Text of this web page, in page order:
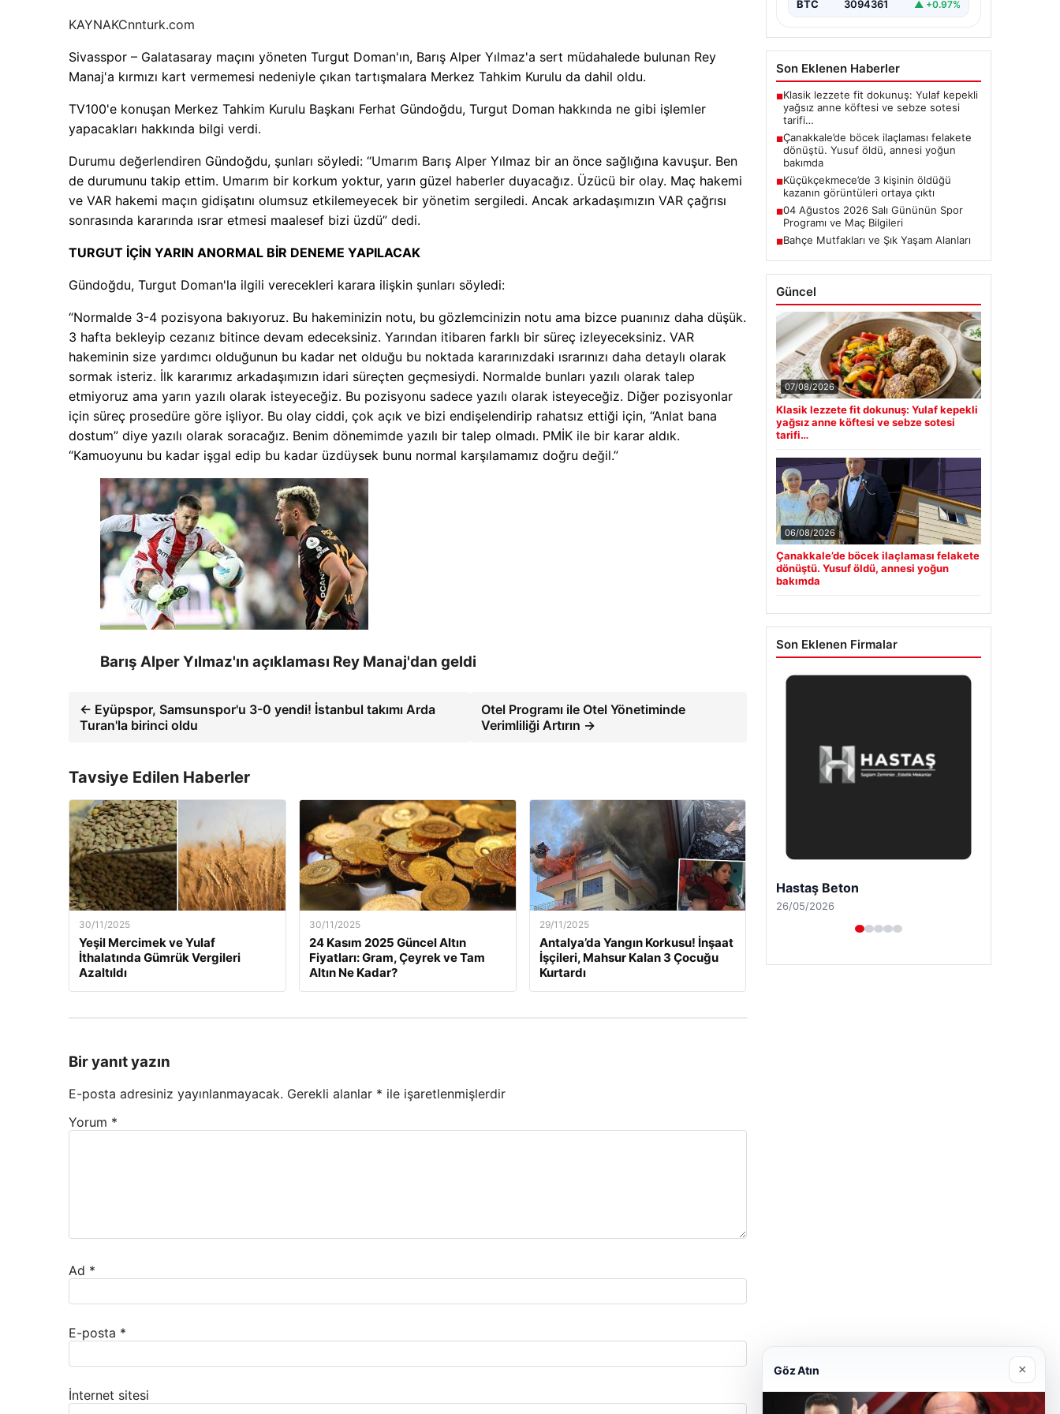
KAYNAKCnnturk.com
Sivasspor – Galatasaray maçını yöneten Turgut Doman'ın, Barış Alper Yılmaz'a sert müdahalede bulunan Rey
Manaj'a kırmızı kart vermemesi nedeniyle çıkan tartışmalara Merkez Tahkim Kurulu da dahil oldu.
TV100'e konuşan Merkez Tahkim Kurulu Başkanı Ferhat Gündoğdu, Turgut Doman hakkında ne gibi işlemler
yapacakları hakkında bilgi verdi.
Durumu değerlendiren Gündoğdu, şunları söyledi: “Umarım Barış Alper Yılmaz bir an önce sağlığına kavuşur. Ben
de durumunu takip ettim. Umarım bir korkum yoktur, yarın güzel haberler duyacağız. Üzücü bir olay. Maç hakemi
ve VAR hakemi maçın gidişatını olumsuz etkilemeyecek bir yönetim sergiledi. Ancak arkadaşımızın VAR çağrısı
sonrasında kararında ısrar etmesi maalesef bizi üzdü” dedi.
TURGUT İÇİN YARIN ANORMAL BİR DENEME YAPILACAK
Gündoğdu, Turgut Doman'la ilgili verecekleri karara ilişkin şunları söyledi:
“Normalde 3-4 pozisyona bakıyoruz. Bu hakeminizin notu, bu gözlemcinizin notu ama bizce puanınız daha düşük.
3 hafta bekleyip cezanız bitince devam edeceksiniz. Yarından itibaren farklı bir süreç izleyeceksiniz. VAR
hakeminin size yardımcı olduğunun bu kadar net olduğu bu noktada kararınızdaki ısrarınızı daha detaylı olarak
sormak isteriz. İlk kararımız arkadaşımızın idari süreçten geçmesiydi. Normalde bunları yazılı olarak talep
etmiyoruz ama yarın yazılı olarak isteyeceğiz. Bu pozisyonu sadece yazılı olarak isteyeceğiz. Diğer pozisyonlar
için süreç prosedüre göre işliyor. Bu olay ciddi, çok açık ve bizi endişelendirip rahatsız ettiği için, “Anlat bana
dostum” diye yazılı olarak soracağız. Benim dönemimde yazılı bir talep olmadı. PMİK ile bir karar aldık.
“Kamuoyunu bu kadar işgal edip bu kadar üzdüysek bunu normal karşılamamız doğru değil.”
Barış Alper Yılmaz'ın açıklaması Rey Manaj'dan geldi
← Eyüpspor, Samsunspor'u 3-0 yendi! İstanbul takımı Arda
Turan'la birinci oldu
Otel Programı ile Otel Yönetiminde
Verimliliği Artırın →
Tavsiye Edilen Haberler
30/11/2025
Yeşil Mercimek ve Yulaf
İthalatında Gümrük Vergileri
Azaltıldı
30/11/2025
24 Kasım 2025 Güncel Altın
Fiyatları: Gram, Çeyrek ve Tam
Altın Ne Kadar?
29/11/2025
Antalya’da Yangın Korkusu! İnşaat
İşçileri, Mahsur Kalan 3 Çocuğu
Kurtardı
Bir yanıt yazın
E-posta adresiniz yayınlanmayacak. Gerekli alanlar * ile işaretlenmişlerdir
Yorum *
Ad *
E-posta *
İnternet sitesi
BTC 3094361 ▲ +0.97%
Son Eklenen Haberler
■Klasik lezzete fit dokunuş: Yulaf kepekli
yağsız anne köftesi ve sebze sotesi
tarifi…
■Çanakkale’de böcek ilaçlaması felakete
dönüştü. Yusuf öldü, annesi yoğun
bakımda
■Küçükçekmece’de 3 kişinin öldüğü
kazanın görüntüleri ortaya çıktı
■04 Ağustos 2026 Salı Gününün Spor
Programı ve Maç Bilgileri
■Bahçe Mutfakları ve Şık Yaşam Alanları
Güncel
07/08/2026
Klasik lezzete fit dokunuş: Yulaf kepekli
yağsız anne köftesi ve sebze sotesi
tarifi…
06/08/2026
Çanakkale’de böcek ilaçlaması felakete
dönüştü. Yusuf öldü, annesi yoğun
bakımda
Son Eklenen Firmalar
Prenses Night Club
29/04/2026
Göz Atın ×